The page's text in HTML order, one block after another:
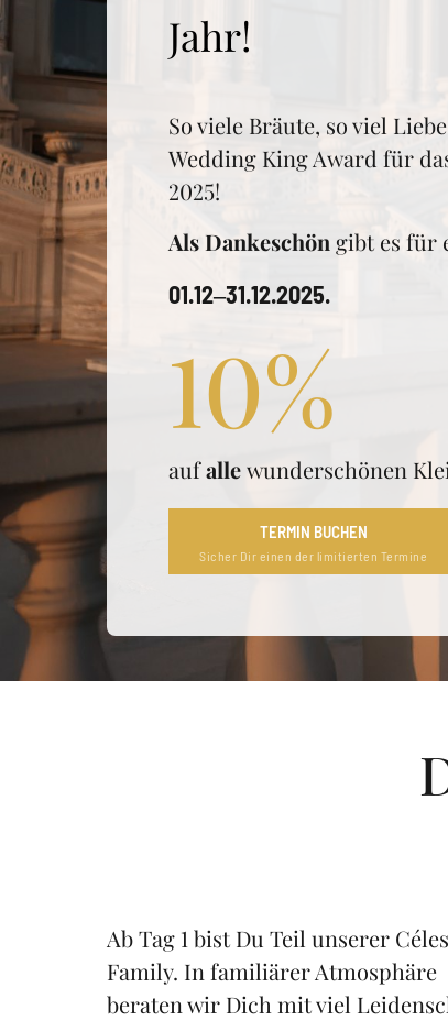
Jahr!
So viele Bräute, so viel
Wedding King Award für
2025!
Als Dankeschön gibt es für
01.12‒31.12.2025.
10%
auf alle wunderschönen
TERMIN BUCHEN
Sicher Dir einen der limitierten Termine
Ab Tag 1 bist Du Teil unserer
Family. In familiärer Atmosphäre
beraten wir Dich mit viel